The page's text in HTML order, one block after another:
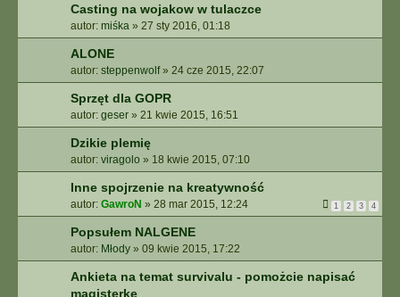
Casting na wojakow w tulaczce
autor: miśka » 27 sty 2016, 01:18
ALONE
autor: steppenwolf» 24 cze 2015, 22:07
Sprzęt dla GOPR
autor: geser » 21 kwie 2015, 16:51
Dzikie plemię
autor: viragolo » 18 kwie 2015, 07:10
Inne spojrzenie na kreatywność
autor: GawroN » 28 mar 2015, 12:24 1 2 3 4
Popsułem NALGENE
autor: Młody » 09 kwie 2015, 17:22
Ankieta na temat survivalu - pomożcie napisać
magisterkę